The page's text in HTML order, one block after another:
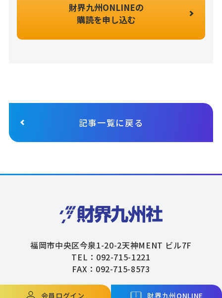
財界九州ONLINEの
購読を申し込む
記事一覧に戻る
会員ログイン 財界九州ONLINE
福岡市中央区今泉1-20-2天神MENT ビル7F
TEL：092-715-1221
FAX：092-715-8573